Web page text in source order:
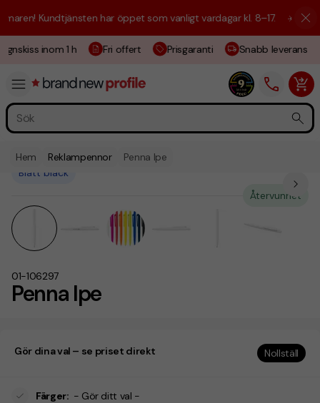
Kundtjänsten har öppet som vanligt vardagar kl. 8–17. ☀️ Vi är
inom 1 h Fri offert Prisgaranti Snabb leverans
Hem Reklampennor Penna Ipe
Penna Ipe
01-106297
Återvunnet
Blått bläck
Gör dina val – se priset direkt Nollställ
Färger: - Gör ditt val -